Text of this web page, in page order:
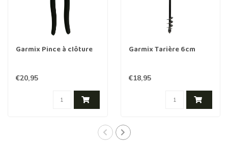
Garmix Pince à clôture
€20,95
Garmix Tarière 6cm
€18,95